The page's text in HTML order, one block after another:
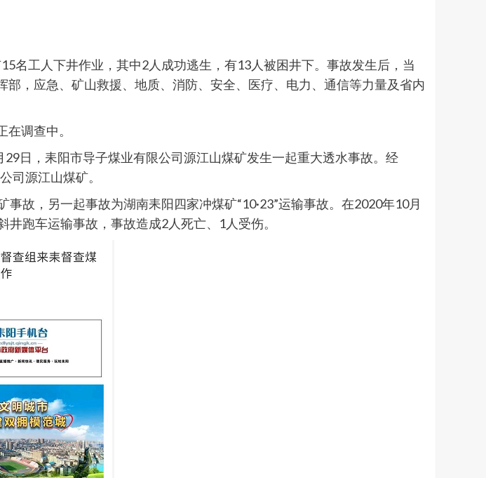
名工人下井作业，其中2人成功逃生，有13人被困井下。事故发生后，当
，应急、矿山救援、地质、消防、安全、医疗、电力、通信等力量及省内
调查中。
日，耒阳市导子煤业有限公司源江山煤矿发生一起重大透水事故。经
司源江山煤矿。
故，另一起事故为湖南耒阳四家冲煤矿“10·23”运输事故。在2020年10月
跑车运输事故，事故造成2人死亡、1人受伤。